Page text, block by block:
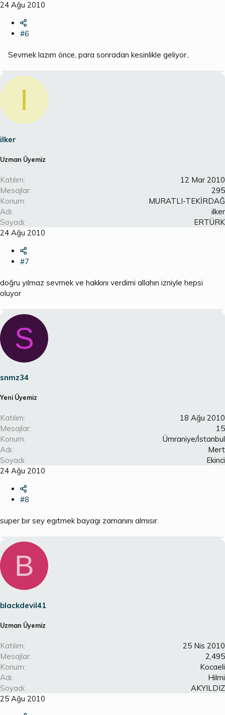
24 Ağu 2010
#6
Sevmek lazım önce, para sonradan kesinlikle geliyor..
I
ilker
Uzman Üyemiz
Katılım
12 Mar 2010
Mesajlar
295
Konum
MURATLI-TEKİRDAĞ
Adı
ilker
Soyadı
ERTÜRK
24 Ağu 2010
#7
doğru yılmaz sevmek ve hakkını verdimi allahın izniyle hepsi
oluyor
S
snmz34
Yeni Üyemiz
Katılım
18 Ağu 2010
Mesajlar
15
Konum
Ümraniye/İstanbul
Adı
Mert
Soyadı
Ekinci
24 Ağu 2010
#8
super bır sey egıtmek bayagı zamanını almısır.
B
blackdevil41
Uzman Üyemiz
Katılım
25 Nis 2010
Mesajlar
2,495
Konum
Kocaeli
Adı
Hilmi
Soyadı
AKYILDIZ
25 Ağu 2010